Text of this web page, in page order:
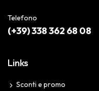
Telefono
(+39) 338 362 68 08
Links
Sconti e promo